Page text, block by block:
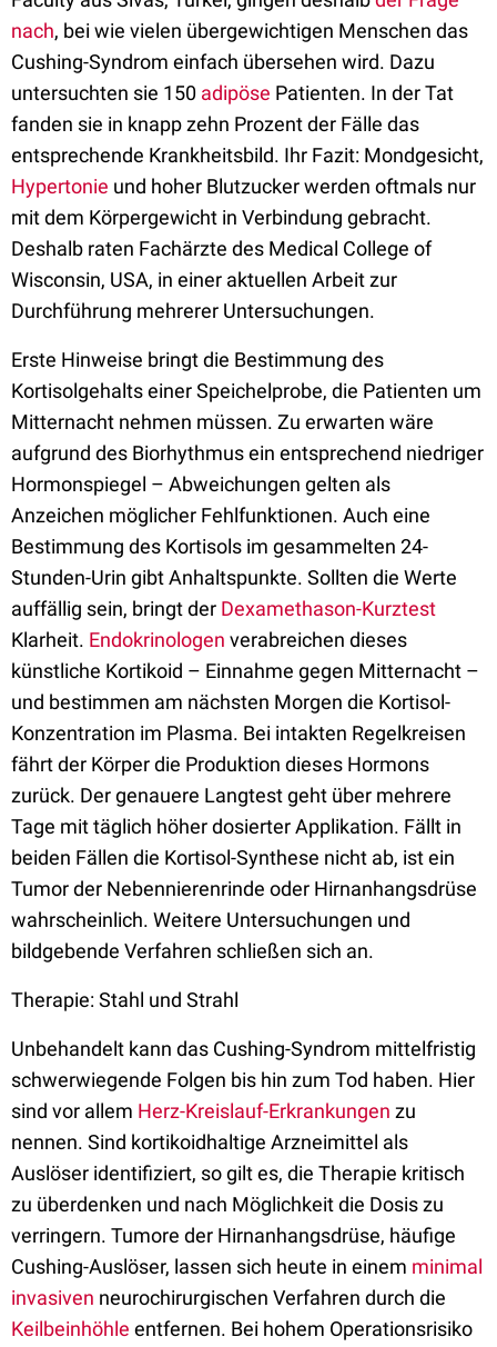
nach, bei wie vielen übergewichtigen Menschen das
Cushing-Syndrom einfach übersehen wird. Dazu
untersuchten sie 150 adipöse Patienten. In der Tat
fanden sie in knapp zehn Prozent der Fälle das
entsprechende Krankheitsbild. Ihr Fazit: Mondgesicht,
Hypertonie und hoher Blutzucker werden oftmals nur
mit dem Körpergewicht in Verbindung gebracht.
Deshalb raten Fachärzte des Medical College of
Wisconsin, USA, in einer aktuellen Arbeit zur
Durchführung mehrerer Untersuchungen.
Erste Hinweise bringt die Bestimmung des
Kortisolgehalts einer Speichelprobe, die Patienten um
Mitternacht nehmen müssen. Zu erwarten wäre
aufgrund des Biorhythmus ein entsprechend niedriger
Hormonspiegel – Abweichungen gelten als
Anzeichen möglicher Fehlfunktionen. Auch eine
Bestimmung des Kortisols im gesammelten 24-
Stunden-Urin gibt Anhaltspunkte. Sollten die Werte
auffällig sein, bringt der Dexamethason-Kurztest
Klarheit. Endokrinologen verabreichen dieses
künstliche Kortikoid – Einnahme gegen Mitternacht –
und bestimmen am nächsten Morgen die Kortisol-
Konzentration im Plasma. Bei intakten Regelkreisen
fährt der Körper die Produktion dieses Hormons
zurück. Der genauere Langtest geht über mehrere
Tage mit täglich höher dosierter Applikation. Fällt in
beiden Fällen die Kortisol-Synthese nicht ab, ist ein
Tumor der Nebennierenrinde oder Hirnanhangsdrüse
wahrscheinlich. Weitere Untersuchungen und
bildgebende Verfahren schließen sich an.
Therapie: Stahl und Strahl
Unbehandelt kann das Cushing-Syndrom mittelfristig
schwerwiegende Folgen bis hin zum Tod haben. Hier
sind vor allem Herz-Kreislauf-Erkrankungen zu
nennen. Sind kortikoidhaltige Arzneimittel als
Auslöser identifiziert, so gilt es, die Therapie kritisch
zu überdenken und nach Möglichkeit die Dosis zu
verringern. Tumore der Hirnanhangsdrüse, häufige
Cushing-Auslöser, lassen sich heute in einem minimal
invasiven neurochirurgischen Verfahren durch die
Keilbeinhöhle entfernen. Bei hohem Operationsrisiko